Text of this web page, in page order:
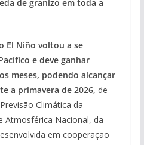
de granizo em toda a
El Niño voltou a se
e deve ganhar
meses, podendo alcançar
a primavera de 2026, de
Climática da
Atmosférica Nacional, da
em cooperação